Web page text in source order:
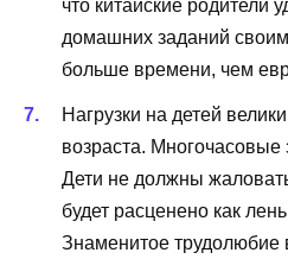
что китайские родители
домашних заданий
больше времени, чем
Нагрузки на детей
возраста. Многочасовые
Дети не должны
будет расценено как
Знаменитое трудолюбие